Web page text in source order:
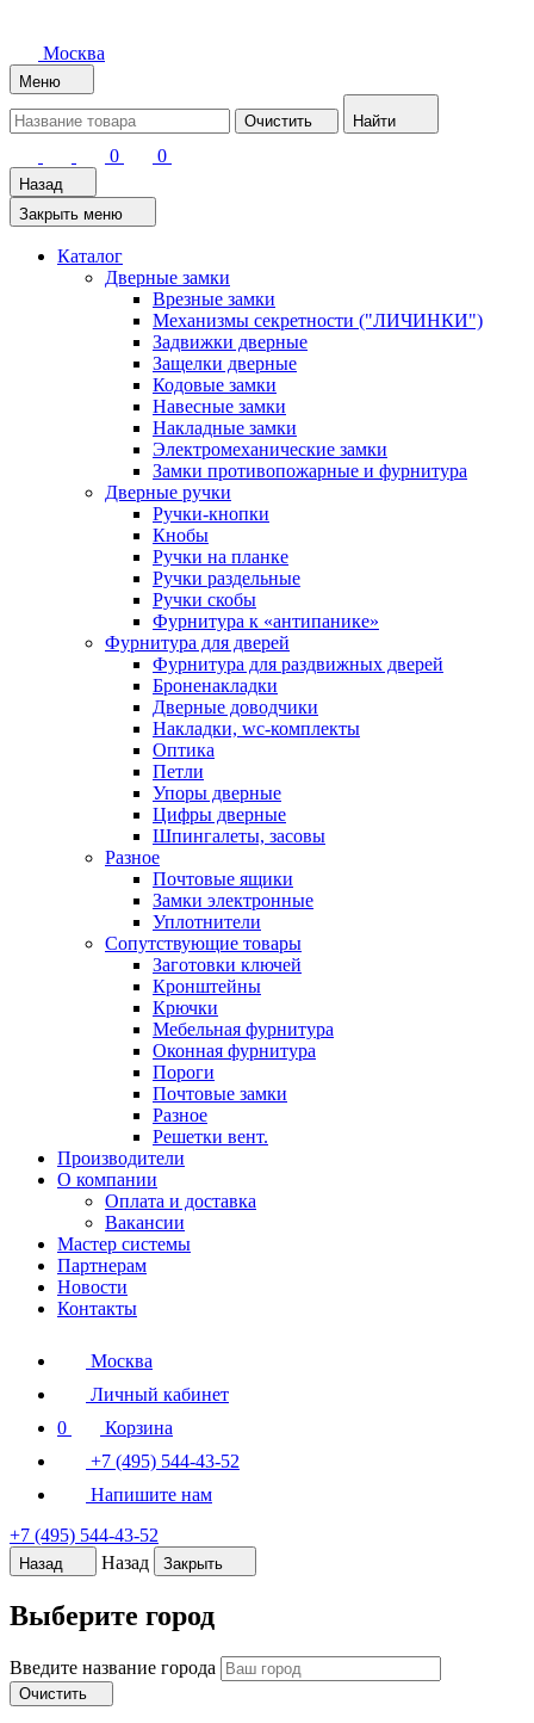
Москва
Меню
Очистить Найти
0 0
Назад
Закрыть меню
Каталог
Дверные замки
Врезные замки
Механизмы секретности ("ЛИЧИНКИ")
Задвижки дверные
Защелки дверные
Кодовые замки
Навесные замки
Накладные замки
Электромеханические замки
Замки противопожарные и фурнитура
Дверные ручки
Ручки-кнопки
Кнобы
Ручки на планке
Ручки раздельные
Ручки скобы
Фурнитура к «антипанике»
Фурнитура для дверей
Фурнитура для раздвижных дверей
Броненакладки
Дверные доводчики
Накладки, wc-комплекты
Оптика
Петли
Упоры дверные
Цифры дверные
Шпингалеты, засовы
Разное
Почтовые ящики
Замки электронные
Уплотнители
Сопутствующие товары
Заготовки ключей
Кронштейны
Крючки
Мебельная фурнитура
Оконная фурнитура
Пороги
Почтовые замки
Разное
Решетки вент.
Производители
О компании
Оплата и доставка
Вакансии
Мастер системы
Партнерам
Новости
Контакты
Москва
Личный кабинет
0
Корзина
+7 (495) 544-43-52
Напишите нам
+7 (495) 544-43-52
Назад Назад Закрыть
Выберите город
Введите название города
Очистить